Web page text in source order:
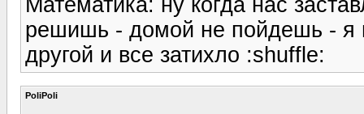
решишь - домой не пойдешь - я
другой и все затихло :shuffle:
PoliPoli